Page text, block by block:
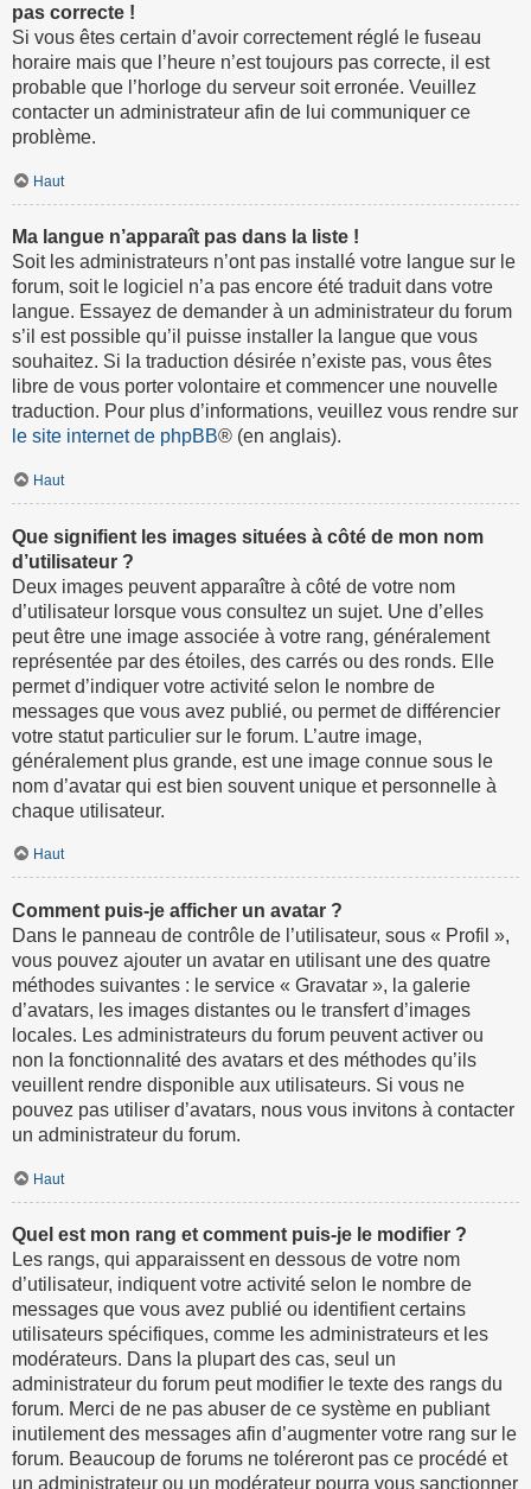
pas correcte !
Si vous êtes certain d’avoir correctement réglé le fuseau
horaire mais que l’heure n’est toujours pas correcte, il est
probable que l’horloge du serveur soit erronée. Veuillez
contacter un administrateur afin de lui communiquer ce
problème.
Haut
Ma langue n’apparaît pas dans la liste !
Soit les administrateurs n’ont pas installé votre langue sur le
forum, soit le logiciel n’a pas encore été traduit dans votre
langue. Essayez de demander à un administrateur du forum
s’il est possible qu’il puisse installer la langue que vous
souhaitez. Si la traduction désirée n’existe pas, vous êtes
libre de vous porter volontaire et commencer une nouvelle
traduction. Pour plus d’informations, veuillez vous rendre sur
le site internet de phpBB® (en anglais).
Haut
Que signifient les images situées à côté de mon nom
d’utilisateur ?
Deux images peuvent apparaître à côté de votre nom
d’utilisateur lorsque vous consultez un sujet. Une d’elles
peut être une image associée à votre rang, généralement
représentée par des étoiles, des carrés ou des ronds. Elle
permet d’indiquer votre activité selon le nombre de
messages que vous avez publié, ou permet de différencier
votre statut particulier sur le forum. L’autre image,
généralement plus grande, est une image connue sous le
nom d’avatar qui est bien souvent unique et personnelle à
chaque utilisateur.
Haut
Comment puis-je afficher un avatar ?
Dans le panneau de contrôle de l’utilisateur, sous « Profil »,
vous pouvez ajouter un avatar en utilisant une des quatre
méthodes suivantes : le service « Gravatar », la galerie
d’avatars, les images distantes ou le transfert d’images
locales. Les administrateurs du forum peuvent activer ou
non la fonctionnalité des avatars et des méthodes qu’ils
veuillent rendre disponible aux utilisateurs. Si vous ne
pouvez pas utiliser d’avatars, nous vous invitons à contacter
un administrateur du forum.
Haut
Quel est mon rang et comment puis-je le modifier ?
Les rangs, qui apparaissent en dessous de votre nom
d’utilisateur, indiquent votre activité selon le nombre de
messages que vous avez publié ou identifient certains
utilisateurs spécifiques, comme les administrateurs et les
modérateurs. Dans la plupart des cas, seul un
administrateur du forum peut modifier le texte des rangs du
forum. Merci de ne pas abuser de ce système en publiant
inutilement des messages afin d’augmenter votre rang sur le
forum. Beaucoup de forums ne toléreront pas ce procédé et
un administrateur ou un modérateur pourra vous sanctionner